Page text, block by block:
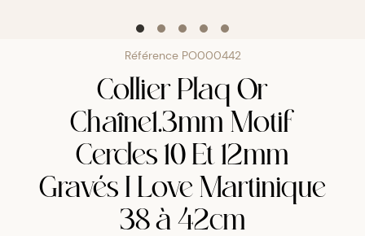
Référence PO000442
Collier Plaq Or
Chaîne1.3mm Motif
Cercles 10 Et 12mm
Gravés I Love Martinique
38 à 42cm